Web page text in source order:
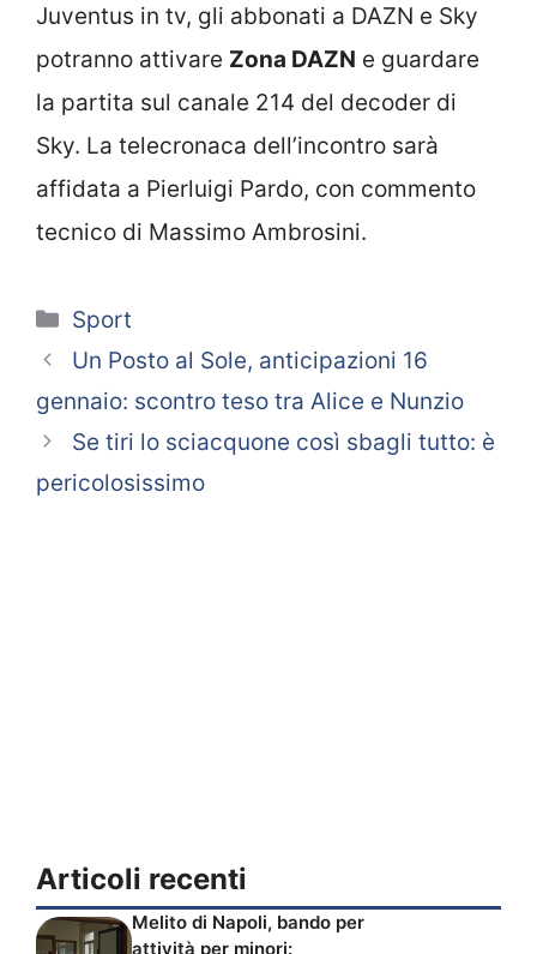
Juventus in tv, gli abbonati a DAZN e Sky
potranno attivare Zona DAZN e guardare
la partita sul canale 214 del decoder di
Sky. La telecronaca dell’incontro sarà
affidata a Pierluigi Pardo, con commento
tecnico di Massimo Ambrosini.
Categorie
Sport
Un Posto al Sole, anticipazioni 16
gennaio: scontro teso tra Alice e Nunzio
Se tiri lo sciacquone così sbagli tutto: è
pericolosissimo
Articoli recenti
Melito di Napoli, bando per
attività per minori: